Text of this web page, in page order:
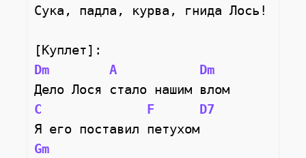
Сука, падла, курва, гнида Лось!
[Куплет]:
Dm
A
Dm
Дело Лося стало нашим влом
C
F
D7
Я его поставил петухом
Gm